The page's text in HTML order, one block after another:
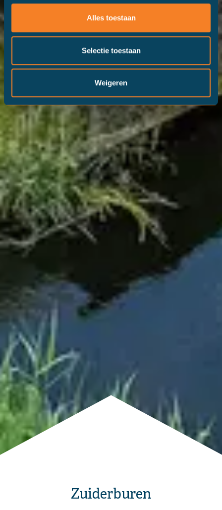
Alles toestaan
Selectie toestaan
Weigeren
Zuiderburen